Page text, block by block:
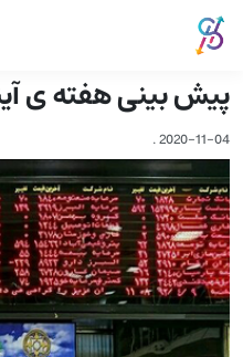
پیش بینی هفته ی
2020-11-04
.